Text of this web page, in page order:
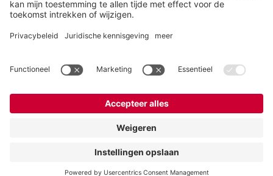
Telefoon:+31 78 652 01 01
Privacyverklaring